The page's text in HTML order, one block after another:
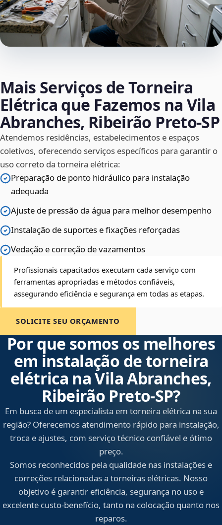
Mais Serviços de Torneira
Elétrica que Fazemos na Vila
Abranches, Ribeirão Preto‑SP
Atendemos residências, estabelecimentos e espaços
coletivos, oferecendo serviços específicos para garantir o
uso correto da torneira elétrica:
Preparação de ponto hidráulico para instalação
adequada
Ajuste de pressão da água para melhor desempenho
Instalação de suportes e fixações reforçadas
Vedação e correção de vazamentos
Profissionais capacitados executam cada serviço com
ferramentas apropriadas e métodos confiáveis,
assegurando eficiência e segurança em todas as etapas.
SOLICITE SEU ORÇAMENTO
Por que somos os melhores
em instalação de torneira
elétrica na Vila Abranches,
Ribeirão Preto‑SP?
Em busca de um especialista em torneira elétrica na sua
região? Oferecemos atendimento rápido para instalação,
troca e ajustes, com serviço técnico confiável e ótimo
preço.
Somos reconhecidos pela qualidade nas instalações e
correções relacionadas a torneiras elétricas. Nosso
objetivo é garantir eficiência, segurança no uso e
excelente custo-benefício, tanto na colocação quanto nos
reparos.